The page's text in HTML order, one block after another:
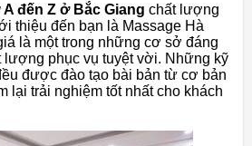
đến Z ở Bắc Giang chất lượng
thiệu đến bạn là Massage Hà
là một trong những cơ sở đáng
lượng phục vụ tuyệt vời. Những kỹ
được đào tạo bài bản từ cơ bản
lại trải nghiệm tốt nhất cho khách